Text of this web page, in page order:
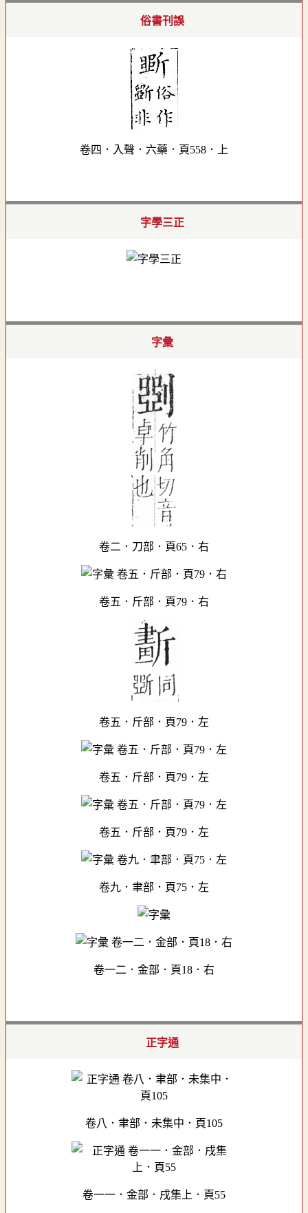
俗書刊誤
卷四．入聲．六藥．頁558．上
字學三正
字彙
卷二．刀部．頁65．右
卷五．斤部．頁79．右
卷五．斤部．頁79．左
卷五．斤部．頁79．左
卷五．斤部．頁79．左
卷九．聿部．頁75．左
卷一二．金部．頁18．右
正字通
卷八．聿部．未集中．頁105
卷一一．金部．戌集上．頁55